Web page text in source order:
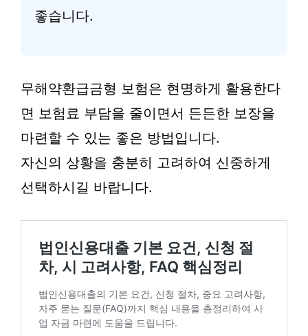
좋습니다.
무해약환급금형 보험은 현명하게 활용한다
면 보험료 부담을 줄이면서 든든한 보장을
마련할 수 있는 좋은 방법입니다.
자신의 상황을 충분히 고려하여 신중하게
선택하시길 바랍니다.